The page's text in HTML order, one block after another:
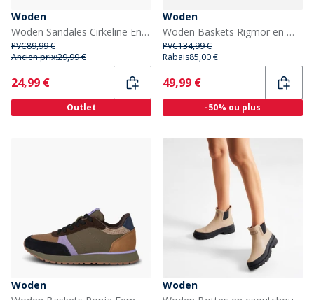
Woden
Woden Sandales Cirkeline Enfant 295 Dark Olive
PVC89,99 €
Ancien prix:29,99 €
Current
24,99 €
Outlet
Woden
Woden Baskets Rigmor en maille ajourée Femme 051 Dark Grey
PVC134,99 €
Rabais85,00 €
Current
49,99 €
-50% ou plus
Woden
Woden